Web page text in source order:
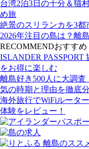
台湾2泊3日の十分＆猫
め旅
絶景のスリランカを3都
2026年注目の島は？離
RECOMMENDおすすめ
ISLANDER
をお得に楽しむ
離島好き500人に大調
気の時期と理由を徹底
海外旅行でWiFiルータ
体験をレビュー！